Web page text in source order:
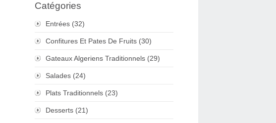
Catégories
Entrées (32)
Confitures Et Pates De Fruits (30)
Gateaux Algeriens Traditionnels (29)
Salades (24)
Plats Traditionnels (23)
Desserts (21)